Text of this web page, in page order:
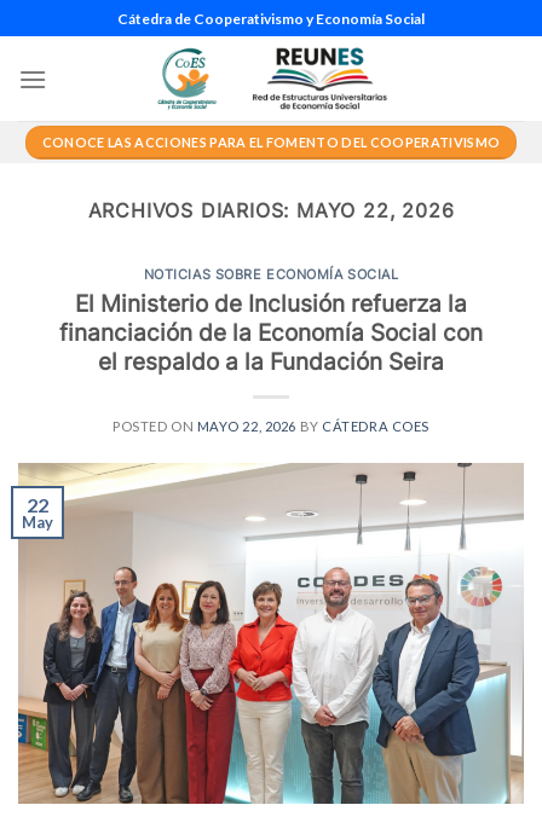
al
contenido
Cátedra de Cooperativismo y Economía Social
CONOCE LAS ACCIONES PARA EL FOMENTO DEL COOPERATIVISMO
ARCHIVOS DIARIOS: MAYO 22, 2026
NOTICIAS SOBRE ECONOMÍA SOCIAL
El Ministerio de Inclusión refuerza la
financiación de la Economía Social con
el respaldo a la Fundación Seira
POSTED ON MAYO 22, 2026 BY CÁTEDRA COES
22
May